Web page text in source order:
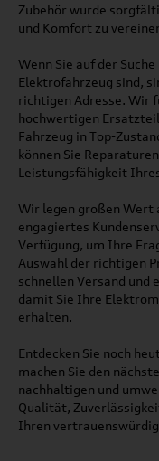
Zubehör wurde
und Komfort zu
Wenn Sie auf der
Elektrofahrzeug sind,
richtigen Adresse. Wir
hochwertigen
Fahrzeug in Top-
können Sie
Leistungsfähigkeit
Wir legen großen Wert
engagiertes
Verfügung, um Ihre
Auswahl der richtigen
schnellen Versand und
damit Sie Ihre
erhalten.
Entdecken Sie noch
machen Sie den
nachhaltigen und
Qualität,
Ihren vertrauenswürdig